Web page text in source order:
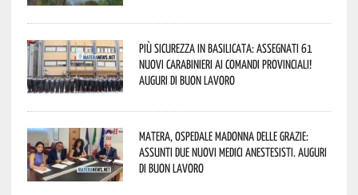
Più sicurezza in Basilicata: assegnati 61
nuovi Carabinieri ai Comandi provinciali!
Auguri di buon lavoro
Matera, Ospedale Madonna delle Grazie:
assunti due nuovi medici anestesisti. Auguri
di buon lavoro